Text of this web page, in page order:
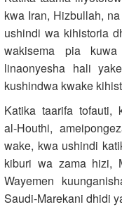
kwa Iran, Hizbullah,
ushindi wa kihistoria
wakisema pia
linaonyesha hali
kushindwa kwake
Katika taarifa tofauti,
al‑Houthi,
wake, kwa ushindi
kiburi wa zama hizi,
Wayemen
Saudi‑Marekani dhidi